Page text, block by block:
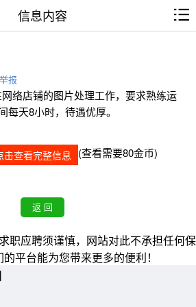
信息内容
举报
络店铺的图片处理工作，要求熟练运
每天8小时，待遇优厚。
击查看完整信息 (查看需要80金币)
职应聘须谨慎，网站对此不承担任何保
平台能为您带来更多的便利！